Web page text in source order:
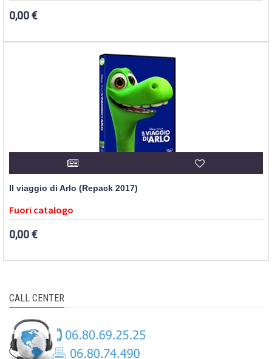
0,00 €
Il viaggio di Arlo (Repack 2017)
Fuori catalogo
0,00 €
CALL CENTER